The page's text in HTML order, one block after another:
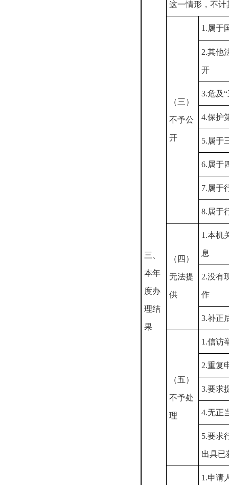
三、
本年
度办
理结
果
这一情形，不计
（三）
不予公
开
1.属于
2.其他
开
3.危及
4.保护
5.属于
6.属于
7.属于
8.属于
（四）
无法提
供
1.本机
息
2.没有
作
3.补正
（五）
不予处
理
1.信访
2.重复
3.要求
4.无正
5.要求
出具已
1.申请